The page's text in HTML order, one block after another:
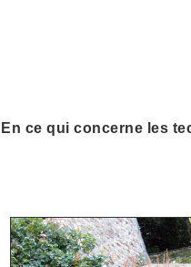
En ce qui concerne les